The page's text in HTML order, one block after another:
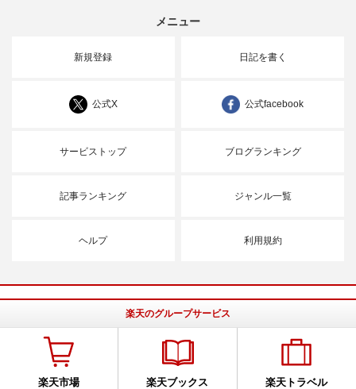
メニュー
新規登録 日記を書く
公式X 公式facebook
サービストップ ブログランキング
記事ランキング ジャンル一覧
ヘルプ 利用規約
楽天のグループサービス
楽天市場 楽天ブックス 楽天トラベル